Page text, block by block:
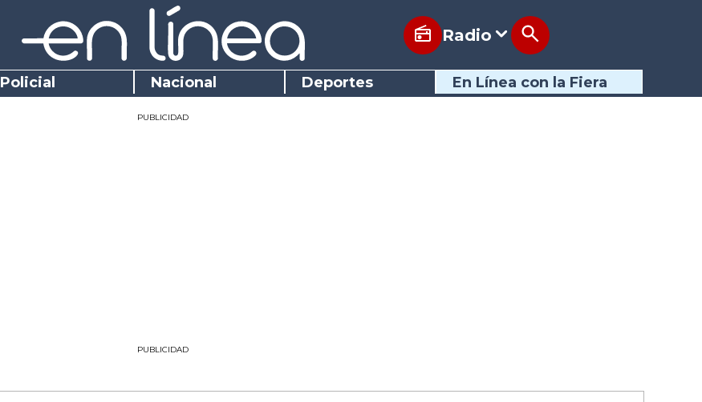
Radio
Policial Nacional Deportes En Línea con la Fiera
PUBLICIDAD
PUBLICIDAD